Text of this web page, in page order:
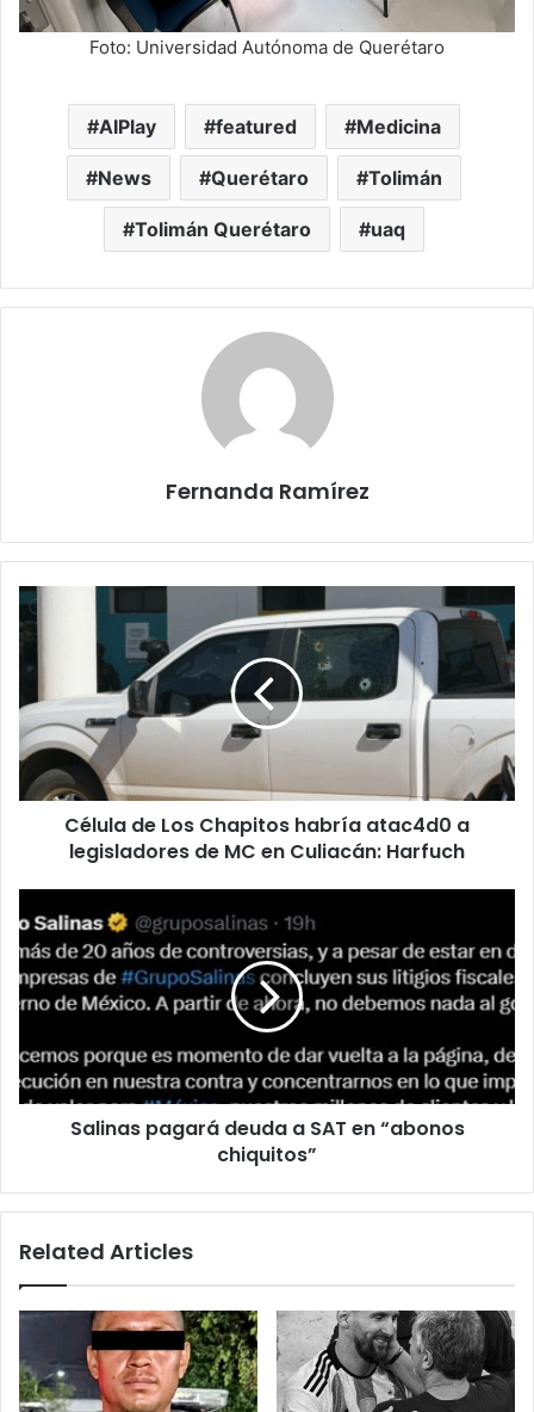
Foto: Universidad Autónoma de Querétaro
AIPlay featured Medicina
News Querétaro Tolimán
Tolimán Querétaro uaq
Fernanda Ramírez
Célula
de
Los
Chapitos
habría
atac4d0
a
legisladores
de
Célula de Los Chapitos habría atac4d0 a
legisladores de MC en Culiacán: Harfuch
pagará
deuda
a
SAT
“abonos
chiquitos”
Salinas pagará deuda a SAT en “abonos
chiquitos”
Related Articles